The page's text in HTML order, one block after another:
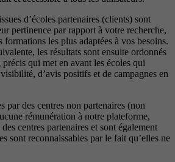
d’écoles partenaires (clients) sont
pertinence par rapport à votre recherche,
les plus adaptées à vos besoins.
les résultats sont ensuite ordonnés
qui met en avant les écoles qui
d’avis positifs et de campagnes en
par des centres non partenaires (non
rémunération à notre plateforme,
centres partenaires et sont également
sont reconnaissables par le fait qu’elles ne